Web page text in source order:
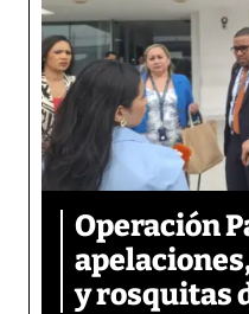
Operación
y rosquitas